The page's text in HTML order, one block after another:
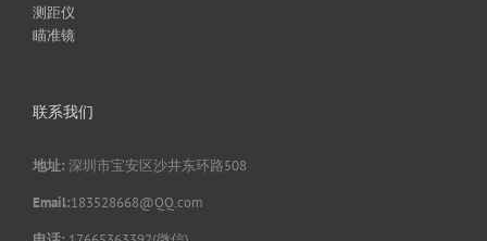
测距仪
瞄准镜
联系我们
地址: 深圳市宝安区沙井东环路508
Email:183528668@QQ.com